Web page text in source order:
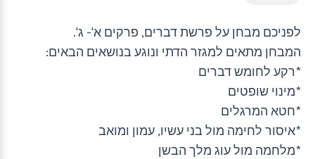
לפניכם מבחן על פרשת דברים, פרקים א'- ג'.
המבחן מתאים למגזר הדתי ונוגע בנושאים הבאים:
*רקע לחומש דברים
*מינוי שופטים
*חטא המרגלים
*איסור לחימה מול בני עשיו, עמון ומואב
*מלחמה מול עוג מלך הבשן